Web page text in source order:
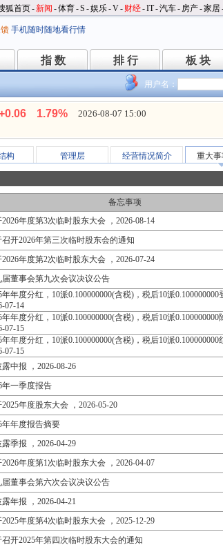
狐首页-新闻 -体育-S -娱乐-V- 财经-IT-汽车- 房产-家居
手机随时随地看行情
指 数
指 数 排 行
排 行 板 块
板 块
用户名：
1.79% 2026-08-07 15:00
构 管理层 经营情况简介 重大
备忘事项
年度第3次临时股东大会 ，2026-08-14
召开2026年第三次临时股东会的通知
年度第2次临时股东大会 ，2026-07-24
届董事会第九次会议决议公告
年年度分红，10派0.100000000(含税)，税后10派0.100000000
07-14
年年度分红，10派0.100000000(含税)，税后10派0.100000000
07-15
年年度分红，10派0.100000000(含税)，税后10派0.100000000
07-15
中报 ，2026-08-26
年一季度报告
年度股东大会 ，2026-05-20
年年度报告摘要
季报 ，2026-04-29
年度第1次临时股东大会 ，2026-04-07
届董事会第六次会议决议公告
年报 ，2026-04-21
年度第4次临时股东大会 ，2025-12-29
召开2025年第四次临时股东大会的通知